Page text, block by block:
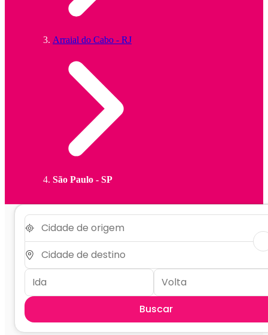
Arraial do Cabo - RJ
São Paulo - SP
Buscar